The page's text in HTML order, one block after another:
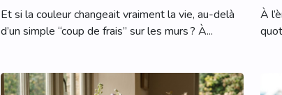
d’intérieur à Tours sur votre
quotidien
Et si la couleur changeait vraiment la vie, au-delà
d’un simple “coup de frais” sur les murs ? À...
À